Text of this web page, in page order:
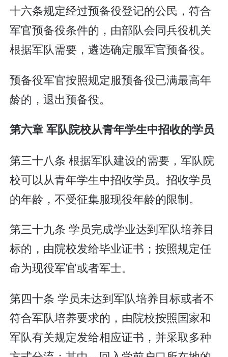
十六条规定经过预备役登记的公民，符合
军官预备役条件的，由部队会同兵役机关
根据军队需要，遴选确定服军官预备役。
预备役军官按照规定服预备役已满最高年
龄的，退出预备役。
第六章 军队院校从青年学生中招收的学员
第三十八条 根据军队建设的需要，军队院
校可以从青年学生中招收学员。招收学员
的年龄，不受征集服现役年龄的限制。
第三十九条 学员完成学业达到军队培养目
标的，由院校发给毕业证书；按照规定任
命为现役军官或者军士。
第四十条 学员未达到军队培养目标或者不
符合军队培养要求的，由院校按照国家和
军队有关规定发给相应证书，并采取多种